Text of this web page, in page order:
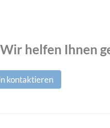
helfen Ihnen
kontaktieren